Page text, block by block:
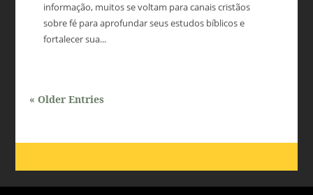
informação, muitos se voltam para canais cristãos
sobre fé para aprofundar seus estudos bíblicos e
fortalecer sua...
« Older Entries